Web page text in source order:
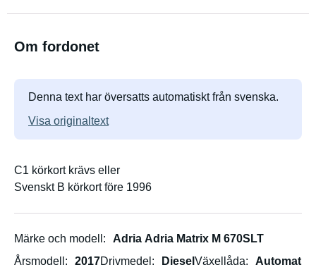
Om fordonet
Denna text har översatts automatiskt från svenska.
Visa originaltext
C1 körkort krävs eller
Svenskt B körkort före 1996
Märke och modell
Adria Adria Matrix M 670SLT
Årsmodell
2017Drivmedel Diesel Växellåda
Automat